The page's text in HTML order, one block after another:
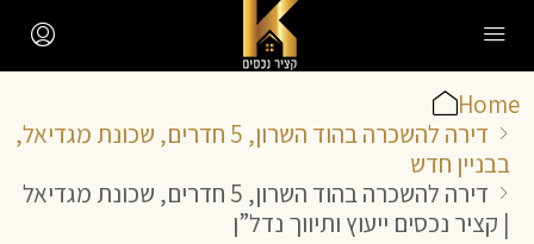
Home
דירה להשכרה בהוד השרון, 5 חדרים, שכונת מגדיאל,
בבניין חדש
דירה להשכרה בהוד השרון, 5 חדרים, שכונת מגדיאל
| קציר נכסים ייעוץ ותיווך נדל”ן